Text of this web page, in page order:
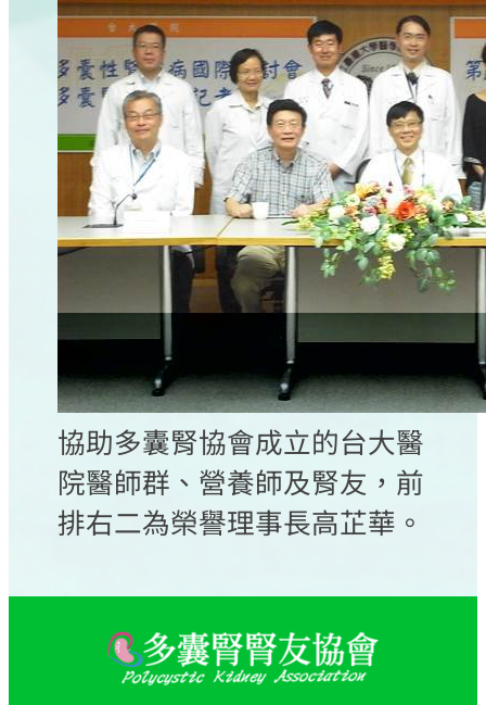
協助多囊腎協會成立的台大醫
院醫師群、營養師及腎友，前
排右二為榮譽理事長高芷華。